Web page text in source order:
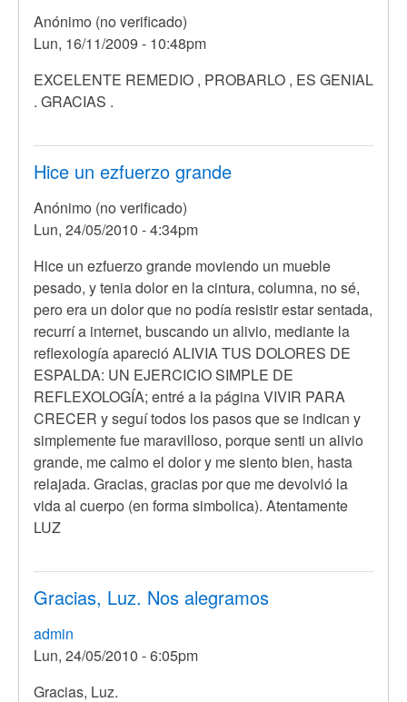
Anónimo (no verificado)
Lun, 16/11/2009 - 10:48pm
EXCELENTE REMEDIO , PROBARLO , ES GENIAL
. GRACIAS .
Hice un ezfuerzo grande
Anónimo (no verificado)
Lun, 24/05/2010 - 4:34pm
Hice un ezfuerzo grande moviendo un mueble
pesado, y tenia dolor en la cintura, columna, no sé,
pero era un dolor que no podía resistir estar sentada,
recurrí a internet, buscando un alivio, mediante la
reflexología apareció ALIVIA TUS DOLORES DE
ESPALDA: UN EJERCICIO SIMPLE DE
REFLEXOLOGÍA; entré a la página VIVIR PARA
CRECER y seguí todos los pasos que se indican y
simplemente fue maravilloso, porque senti un alivio
grande, me calmo el dolor y me siento bien, hasta
relajada. Gracias, gracias por que me devolvió la
vida al cuerpo (en forma simbolica). Atentamente
LUZ
Gracias, Luz. Nos alegramos
admin
Lun, 24/05/2010 - 6:05pm
En
Gracias, Luz.